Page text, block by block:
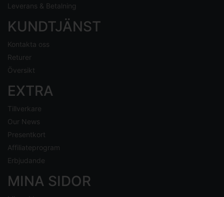
Leverans & Betalning
KUNDTJÄNST
Kontakta oss
Returer
Översikt
EXTRA
Tillverkare
Our News
Presentkort
Affiliateprogram
Erbjudande
MINA SIDOR